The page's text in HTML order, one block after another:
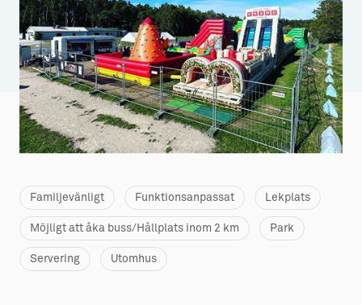
Aktiviteter
Sustainable Plejs
Möten & kongresser
Hansestaden världsarv
Gotlands kulturarv
Almedalsveckan
Medeltidsveckan
Visby Centrum
→ Gutamål och gotländska
Allt om bostad
→ Hyra bostad
→ Köpa bostad
→ Bygga hus
Allt om livet på Ön
→ Fritidsliv
→ Föreningsliv
Familjevänligt Funktionsanpassat Lekplats
Möjligt att åka buss/Hållplats inom 2 km Park
Servering Utomhus